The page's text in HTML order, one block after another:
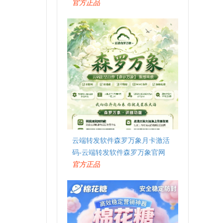
官方正品
云端转发软件森罗万象月卡激活
码-云端转发软件森罗万象官网
官方正品